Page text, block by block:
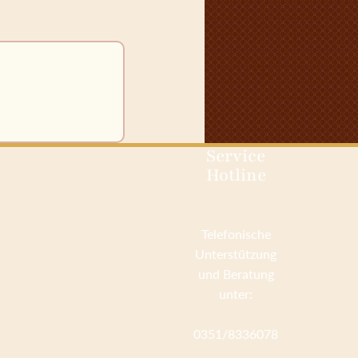
Service
Hotline
Telefonische
Unterstützung
und Beratung
unter:
0351/8336078